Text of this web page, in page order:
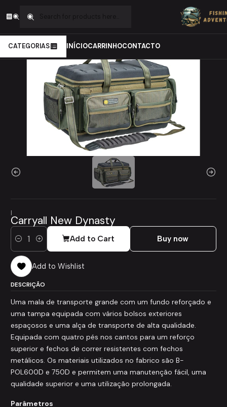
CATEGORIAS INÍCIOCARRINHOCONTACTO
Carryall New Dynasty
|
Carryall New Dynasty
Quantity Add to Cart Buy now
Add to Wishlist
DESCRIÇÃO
Uma mala de transporte grande com um fundo reforçado e
uma tampa equipada com vários bolsos exteriores
espaçosos e uma alça de transporte de alta qualidade.
Equipada com quatro pés nos cantos para um reforço
superior e fechos de correr resistentes com fechos
metálicos. Os materiais utilizados no fabrico são B-
POL600D e 750D e permitem uma manutenção fácil, uma
qualidade superior e uma utilização prolongada.
Parâmetros